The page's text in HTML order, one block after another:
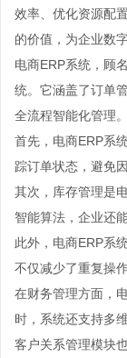
效率、优化资源配
的价值，为企业数
电商ERP系统，顾
统。它涵盖了订单
全流程智能化管理。
首先，电商ERP系
踪订单状态，避免
其次，库存管理是
智能算法，企业还
此外，电商ERP系
不仅减少了重复操
在财务管理方面，
时，系统还支持多
客户关系管理模块